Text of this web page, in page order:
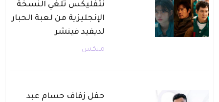
نتفليكس تلغي النسخة
الإنجليزية من لعبة الحبار
لديفيد فينشر
ميكس
حفل زفاف حسام عبد